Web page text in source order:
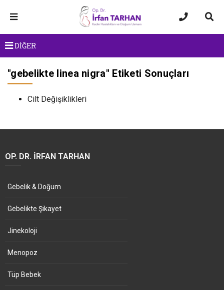
DİĞER
"gebelikte linea nigra" Etiketi Sonuçları
Cilt Değişiklikleri
OP. DR. İRFAN TARHAN
Gebelik & Doğum
Gebelikte Şikayet
Jinekoloji
Menopoz
Tüp Bebek